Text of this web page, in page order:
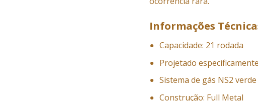
Informações
Capacidade: 21 rodada
Projetado
Sistema de gás NS2
Construção: Full Metal